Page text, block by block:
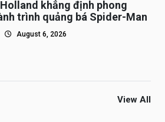
khẳng định phong
trình quảng bá Spider-Man
August 6, 2026
View All